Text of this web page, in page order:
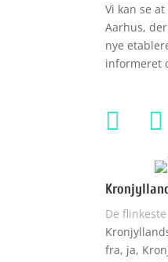
Vi kan se
Aarhus,
nye
informeret
 
De
fra, ja,